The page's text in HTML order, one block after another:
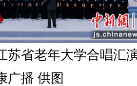
苏省老年大学合唱汇
广播 供图